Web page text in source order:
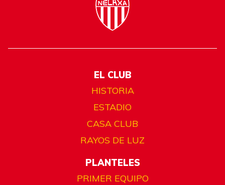
EL CLUB
HISTORIA
ESTADIO
CASA CLUB
RAYOS DE LUZ
PLANTELES
PRIMER EQUIPO